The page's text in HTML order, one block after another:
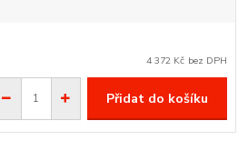
4 372 Kč bez DPH
Přidat do košíku